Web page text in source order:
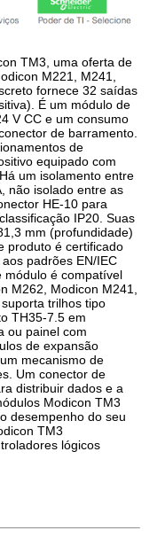
TM3, uma oferta de
M221, M241,
fornece 32 saídas
É um módulo de
V CC e um consumo
de barramento.
de
equipado com
um isolamento entre
não isolado entre as
HE-10 para
IP20. Suas
mm (profundidade)
produto é certificado
padrões EN/IEC
módulo é compatível
M262, Modicon M241,
trilhos tipo
TH35-7.5 em
ou painel com
de expansão
mecanismo de
Um conector de
distribuir dados e a
Modicon TM3
desempenho do seu
TM3
lógicos